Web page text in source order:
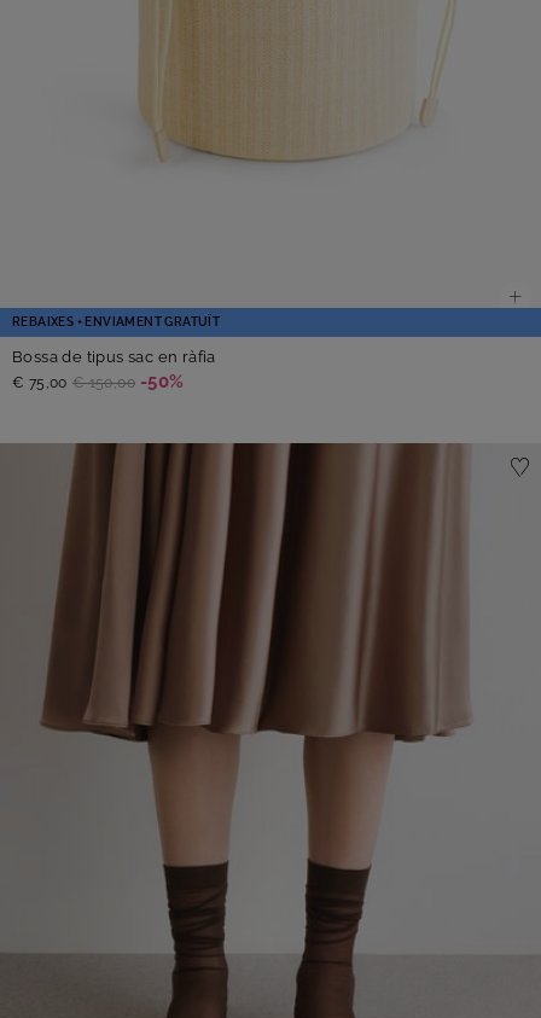
REBAIXES + ENVIAMENT GRATUÏT
Bossa de tipus sac en ràfia
€ 75,00 € 150,00 -50%